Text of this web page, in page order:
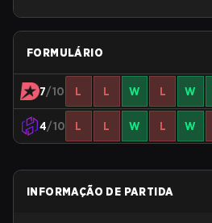
FORMULÁRIO
7/10 L L W L W
4/10 L L W L W
INFORMAÇÃO DE PARTIDA